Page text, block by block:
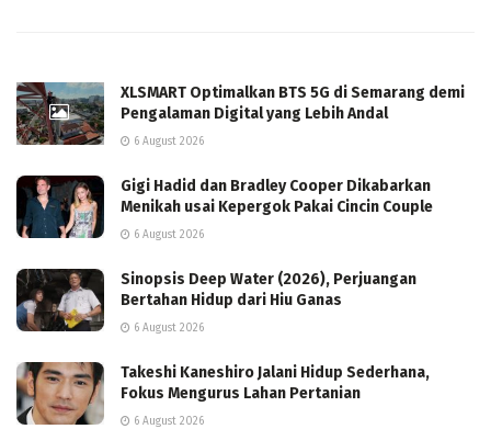
XLSMART Optimalkan BTS 5G di Semarang demi
Pengalaman Digital yang Lebih Andal
6 August 2026
Gigi Hadid dan Bradley Cooper Dikabarkan
Menikah usai Kepergok Pakai Cincin Couple
6 August 2026
Sinopsis Deep Water (2026), Perjuangan
Bertahan Hidup dari Hiu Ganas
6 August 2026
Takeshi Kaneshiro Jalani Hidup Sederhana,
Fokus Mengurus Lahan Pertanian
6 August 2026